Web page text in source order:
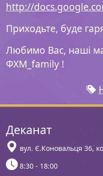
http://
Приходьте, буде
Любимо Вас, наші
ФХМ_family !
Деканат
вул. Є.Коновальця 36,
8:30 - 18:00